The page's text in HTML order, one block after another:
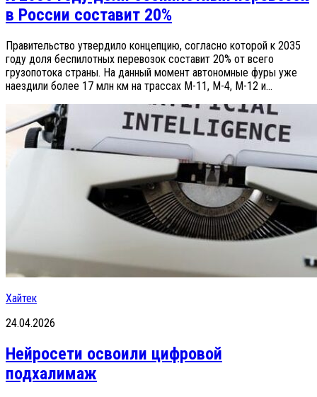
в России составит 20%
Правительство утвердило концепцию, согласно которой к 2035
году доля беспилотных перевозок составит 20% от всего
грузопотока страны. На данный момент автономные фуры уже
наездили более 17 млн км на трассах М-11, М-4, М-12 и...
Хайтек
24.04.2026
Нейросети освоили цифровой
подхалимаж